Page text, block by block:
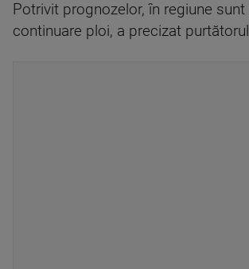
Potrivit prognozelor, în regiune
continuare ploi, a precizat